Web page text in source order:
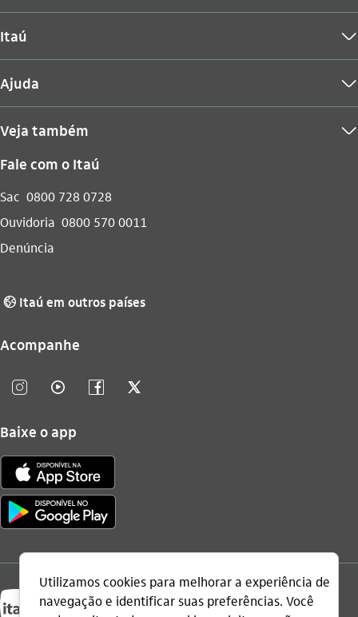
Itaú seta_baixo
Ajuda seta_baixo
Veja também seta_baixo
Fale com o Itaú
Sac 0800 728 0728
Ouvidoria 0800 570 0011
Denúncia
globo_outline Itaú em outros países
Acompanhe
instagram_outline video_outline facebook_outline twitter_outline
Baixe o app